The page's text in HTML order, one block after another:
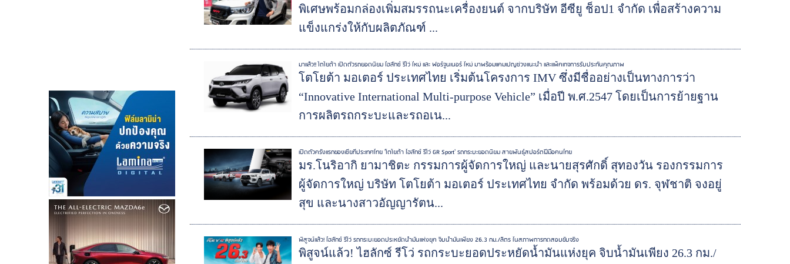
พิเศษพร้อมกล่องเพิ่มสมรรถนะเครื่องยนต์ จากบริษัท อีซียู ช็อป1 จำกัด เพื่อสร้างความ
แข็งแกร่งให้กับผลิตภัณฑ์ ...
มาแล้ว!! โตโยต้า เปิดตัวรถยอดนิยม ไฮลักซ์ รีโว่ ใหม่ และ ฟอร์จูนเนอร์ ใหม่ มาพร้อมแคมเปญช่วงแนะนำ และแพ็คเกจการรับประกันคุณภาพ
โตโยต้า มอเตอร์ ประเทศไทย เริ่มต้นโครงการ IMV ซึ่งมีชื่ออย่างเป็นทางการว่า
“Innovative International Multi-purpose Vehicle” เมื่อปี พ.ศ.2547 โดยเป็นการย้ายฐาน
การผลิตรถกระบะและรถอเน...
เปิดตัวครั้งแรกของเชียที่ประเทศไทย 'โตโยต้า ไฮลักซ์ รีโว่ GR Sport' รถกระบะยอดนิยม สายพันธุ์สปอร์ตฝีมือคนไทย
มร.โนริอากิ ยามาชิตะ กรรมการผู้จัดการใหญ่ และนายสุรศักดิ์ สุทองวัน รองกรรมการ
ผู้จัดการใหญ่ บริษัท โตโยต้า มอเตอร์ ประเทศไทย จำกัด พร้อมด้วย ดร. จุฬชาติ จงอยู่
สุข และนางสาวอัญญารัตน...
พิสูจน์แล้ว! ไฮลักซ์ รีโว่ รถกระบะยอดประหยัดน้ำมันแห่งยุค จิบน้ำมันเพียง 26.3 กม./ลิตร ในสภาพการทดสอบขับจริง
พิสูจน์แล้ว! ไฮลักซ์ รีโว่ รถกระบะยอดประหยัดน้ำมันแห่งยุค จิบน้ำมันเพียง 26.3 กม./